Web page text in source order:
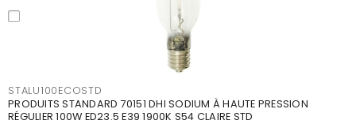
STALU100ECOSTD
PRODUITS STANDARD 70151 DHI SODIUM À HAUTE PRESSION
RÉGULIER 100W ED23.5 E39 1900K S54 CLAIRE STD